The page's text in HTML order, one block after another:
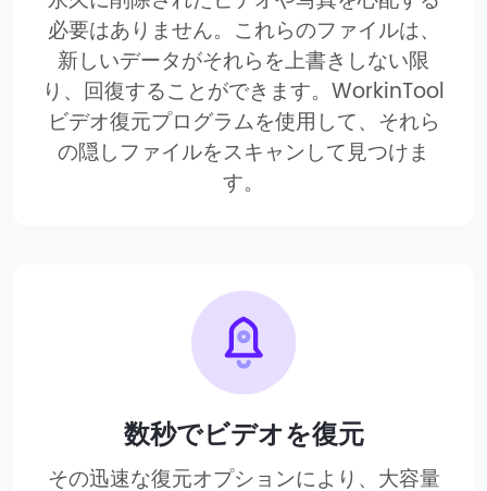
必要はありません。これらのファイルは、
新しいデータがそれらを上書きしない限
り、回復することができます。WorkinTool
ビデオ復元プログラムを使用して、それら
の隠しファイルをスキャンして見つけま
す。
数秒でビデオを復元
その迅速な復元オプションにより、大容量